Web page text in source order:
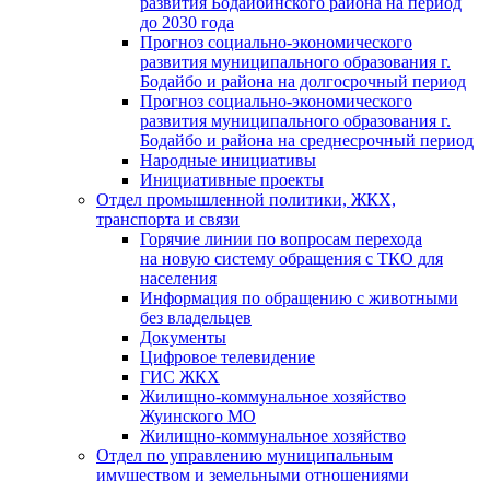
до 2030 года
Прогноз социально-экономического
развития муниципального образования г.
Бодайбо и района на долгосрочный период
Прогноз социально-экономического
развития муниципального образования г.
Бодайбо и района на среднесрочный период
Народные инициативы
Инициативные проекты
Отдел промышленной политики, ЖКХ,
транспорта и связи
Горячие линии по вопросам перехода
на новую систему обращения с ТКО для
населения
Информация по обращению с животными
без владельцев
Документы
Цифровое телевидение
ГИС ЖКХ
Жилищно-коммунальное хозяйство
Жуинского МО
Жилищно-коммунальное хозяйство
Отдел по управлению муниципальным
имуществом и земельными отношениями